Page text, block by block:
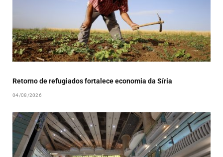
Retorno de refugiados fortalece economia da Síria
04/08/2026